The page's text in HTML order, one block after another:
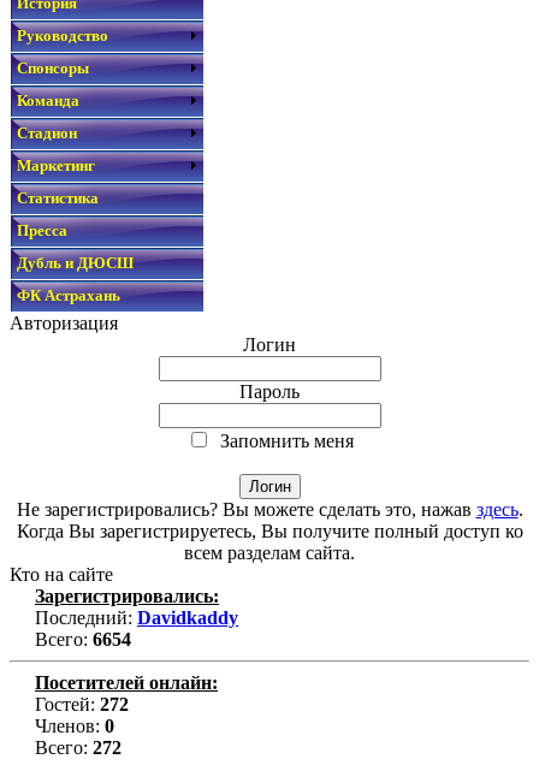
Руководство
Спонсоры
Команда
Стадион
Маркетинг
Статистика
Пресса
Дубль и ДЮСШ
ФК Астрахань
Авторизация
Логин
Пароль
Запомнить меня
Не зарегистрировались? Вы можете сделать это, нажав здесь.
Когда Вы зарегистрируетесь, Вы получите полный доступ ко
всем разделам сайта.
Кто на сайте
Зарегистрировались:
Последний: Davidkaddy
Всего: 6654
Посетителей онлайн:
Гостей: 272
Членов: 0
Всего: 272